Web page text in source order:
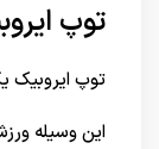
توپ
توپ ایروبیک
این وسیله